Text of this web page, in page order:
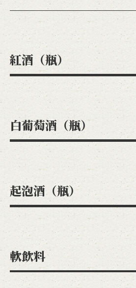
紅酒（瓶）
白葡萄酒（瓶）
起泡酒（瓶）
軟飲料
この店舗情報をシェ
飲料 | カフェ＆ダイニングバー
ムスオーサムパイ
東京都立川市緑町4-5 コトブキヤビル201
https://adamsawesomepie.owst.jp/drinks
お店情報をコピー
閉じる